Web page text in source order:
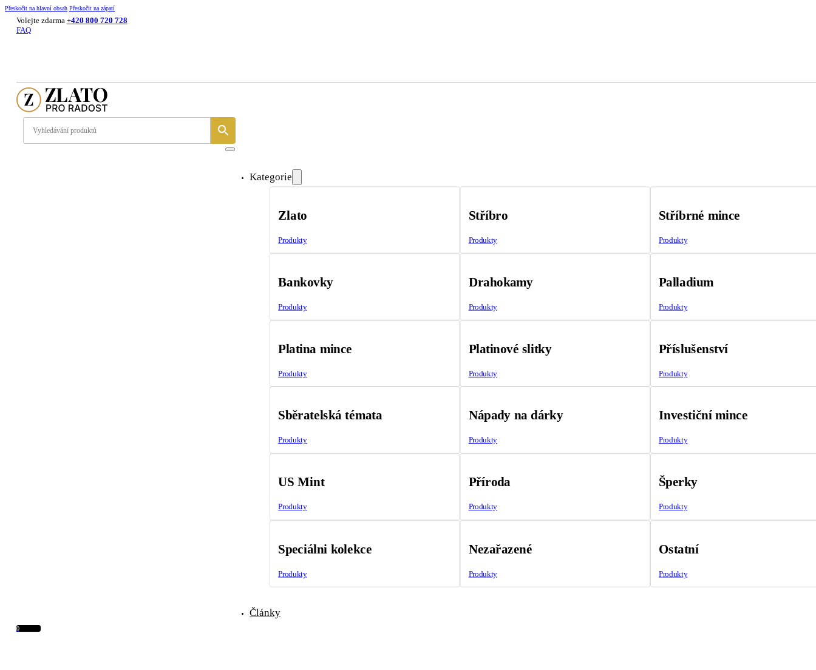
Přeskočit na hlavní obsah Přeskočit na zápatí
Volejte zdarma +420 800 720 728
FAQ
Kategorie
Zlato
Produkty
Stříbro
Produkty
Stříbrné mince
Produkty
Bankovky
Produkty
Drahokamy
Produkty
Palladium
Produkty
Platina mince
Produkty
Platinové slitky
Produkty
Příslušenství
Produkty
Sběratelská témata
Produkty
Nápady na dárky
Produkty
Investiční mince
Produkty
US Mint
Produkty
Příroda
Produkty
Šperky
Produkty
Speciálni kolekce
Produkty
Nezařazené
Produkty
Ostatní
Produkty
Články
0